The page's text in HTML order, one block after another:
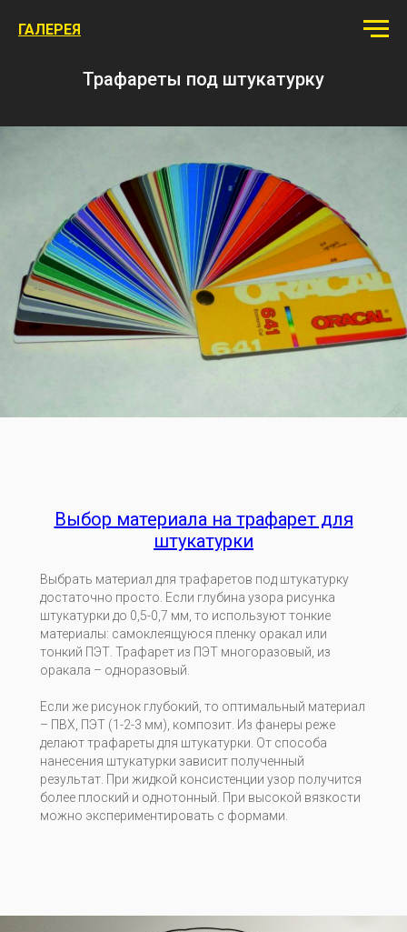
ГАЛЕРЕЯ
Трафареты под штукатурку
Выбор материала на трафарет для
штукатурки
Выбрать материал для трафаретов под штукатурку
достаточно просто. Если глубина узора рисунка
штукатурки до 0,5-0,7 мм, то используют тонкие
материалы: самоклеящуюся пленку оракал или
тонкий ПЭТ. Трафарет из ПЭТ многоразовый, из
оракала – одноразовый.
Если же рисунок глубокий, то оптимальный материал
– ПВХ, ПЭТ (1-2-3 мм), композит. Из фанеры реже
делают трафареты для штукатурки. От способа
нанесения штукатурки зависит полученный
результат. При жидкой консистенции узор получится
более плоский и однотонный. При высокой вязкости
можно экспериментировать с формами.